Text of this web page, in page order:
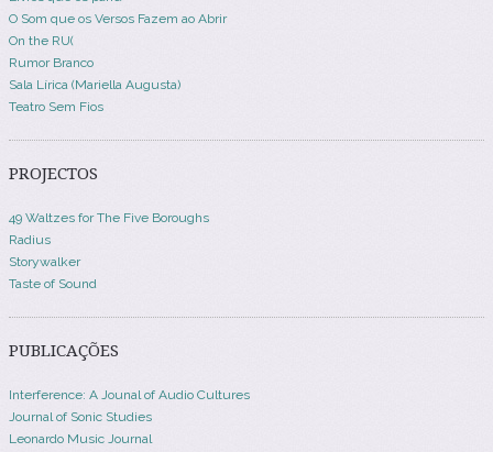
O Som que os Versos Fazem ao Abrir
On the RU(
Rumor Branco
Sala Lírica (Mariella Augusta)
Teatro Sem Fios
PROJECTOS
49 Waltzes for The Five Boroughs
Radius
Storywalker
Taste of Sound
PUBLICAÇÕES
Interference: A Jounal of Audio Cultures
Journal of Sonic Studies
Leonardo Music Journal